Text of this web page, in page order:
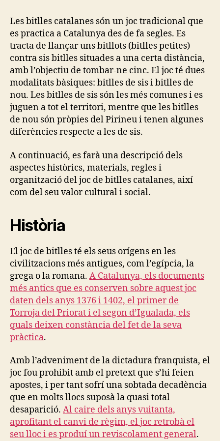
catalanes
un
joc
tradicional
Les bitlles catalanes són un joc tradicional que
es practica a Catalunya des de fa segles. Es
tracta de llançar uns bitllots (bitlles petites)
contra sis bitlles situades a una certa distància,
amb l’objectiu de tombar-ne cinc. El joc té dues
modalitats bàsiques: bitlles de sis i bitlles de
nou. Les bitlles de sis són les més comunes i es
juguen a tot el territori, mentre que les bitlles
de nou són pròpies del Pirineu i tenen algunes
diferències respecte a les de sis.
A continuació, es farà una descripció dels
aspectes històrics, materials, regles i
organització del joc de bitlles catalanes, així
com del seu valor cultural i social.
Història
El joc de bitlles té els seus orígens en les
civilitzacions més antigues, com l’egípcia, la
grega o la romana. A Catalunya, els documents
més antics que es conserven sobre aquest joc
daten dels anys 1376 i 1402, el primer de
Torroja del Priorat i el segon d’Igualada, els
quals deixen constància del fet de la seva
pràctica.
Amb l’adveniment de la dictadura franquista, el
joc fou prohibit amb el pretext que s’hi feien
apostes, i per tant sofrí una sobtada decadència
que en molts llocs suposà la quasi total
desaparició. Al caire dels anys vuitanta,
aprofitant el canvi de règim, el joc retrobà el
seu lloc i es produí un reviscolament general.